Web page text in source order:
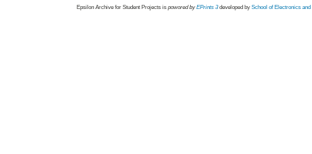
Epsilon Archive for Student Projects is powored byEPrints 3 developed by School of Electronics